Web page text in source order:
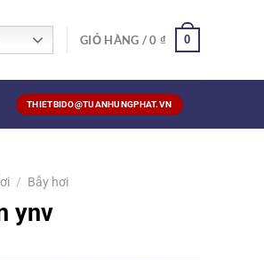
GIỎ HÀNG /0 ₫ 0
THIETBIDO@TUANHUNGPHAT.VN
/ Bẫy hơi
ynv